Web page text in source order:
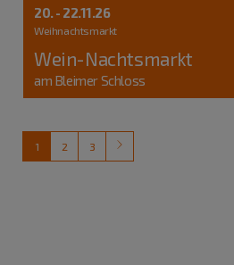
20. - 22.11.26
Weihnachtsmarkt
Wein-Nachtsmarkt
am Bleimer Schloss
1 2 3